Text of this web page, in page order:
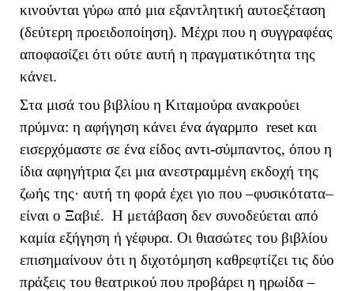
κινούνται γύρω από μια εξαντλητική αυτοεξέταση
(δεύτερη προειδοποίηση). Μέχρι που η συγγραφέας
αποφασίζει ότι ούτε αυτή η πραγματικότητα της
κάνει.
Στα μισά του βιβλίου η Κιταμούρα ανακρούει
πρύμνα: η αφήγηση κάνει ένα άγαρμπο reset και
εισερχόμαστε σε ένα είδος αντι-σύμπαντος, όπου η
ίδια αφηγήτρια ζει μια ανεστραμμένη εκδοχή της
ζωής της· αυτή τη φορά έχει γιο που –φυσικότατα–
είναι ο Ξαβιέ. Η μετάβαση δεν συνοδεύεται από
καμία εξήγηση ή γέφυρα. Οι θιασώτες του βιβλίου
επισημαίνουν ότι η διχοτόμηση καθρεφτίζει τις δύο
πράξεις του θεατρικού που προβάρει η ηρωίδα –